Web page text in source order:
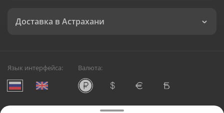
Доставка в Астрахани
Язык интерфейса: Валюта: